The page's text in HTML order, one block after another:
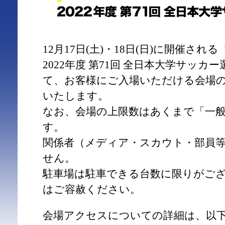
12月17日(土)・18日(日)に開催される
2022年度 第71回 全日本大学サッカー
て、お客様にご入場いただける会場
いたします。
なお、会場の上限数はあくまで「一
す。
関係者（メディア・スカウト・部員
せん。
駐車場は駐車できる台数に限りがご
はご容赦ください。
会場アクセスについての詳細は、以